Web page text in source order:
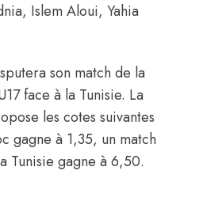
Islem Aloui, Yahia
son match de la
face à la Tunisie. La
les cotes suivantes
gagne à 1,35, un match
Tunisie gagne à 6,50.